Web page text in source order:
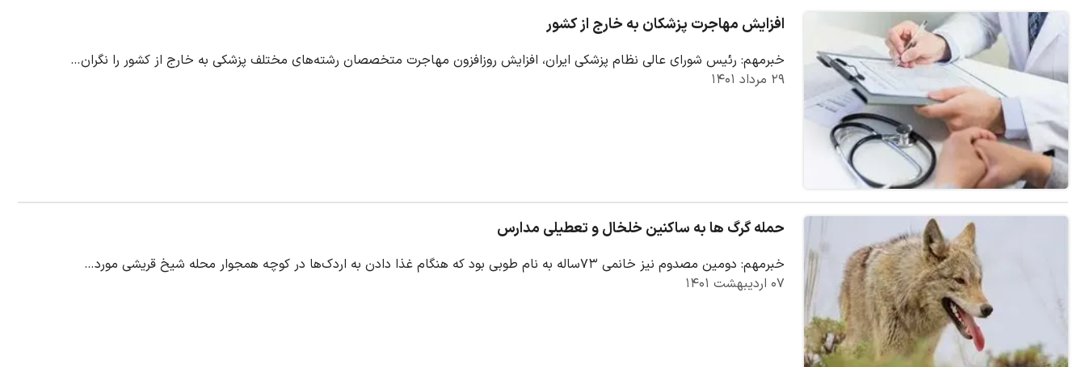
افزایش مهاجرت پزشکان به خارج از کشور
خبرمهم: رئیس شورای عالی نظام پزشکی ایران، افزایش روزافزون مهاجرت متخصصان رشته‌های مختلف پزشکی به خارج از کشور را نگران…
۲۹ مرداد ۱۴۰۱
حمله گرگ ها به ساکنین خلخال و تعطیلی مدارس
خبرمهم: دومین مصدوم نیز خانمی ۷۳ساله به نام طوبی بود که هنگام غذا دادن به اردک‌ها در کوچه همجوار محله شیخ قریشی مورد…
۰۷ اردیبهشت ۱۴۰۱